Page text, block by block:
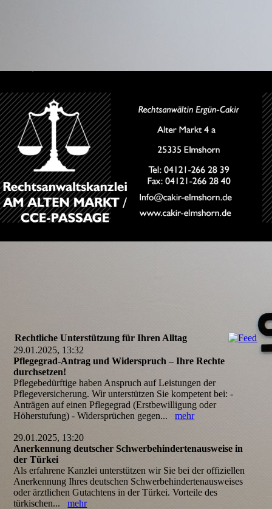
Rechtliche Unterstützung für Ihren Alltag
29.01.2025, 13:32
Pflegegrad-Antrag und Widerspruch – Ihre Rechte
durchsetzen!
Pflegebedürftige haben Anspruch auf Leistungen der
Pflegeversicherung. Wir unterstützen Sie kompetent bei: -
Anträgen auf einen Pflegegrad (Erstbewilligung oder
Höherstufung) - Widersprüchen gegen...mehr
29.01.2025, 13:20
Anerkennung deutscher Schwerbehindertenausweise in
der Türkei
Als erfahrene Kanzlei unterstützen wir Sie bei der offiziellen
Anerkennung Ihres deutschen Schwerbehindertenausweises
oder ärztlichen Gutachtens in der Türkei. Vorteile des
türkischen...mehr